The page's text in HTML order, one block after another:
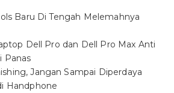
Baru Di Tengah Melemahnya
Dell Pro dan Dell Pro Max Anti
Panas
Jangan Sampai Diperdaya
Handphone